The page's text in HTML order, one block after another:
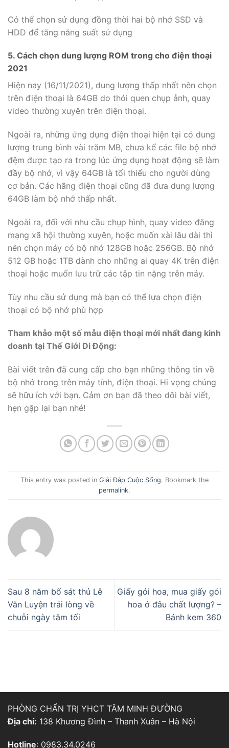
Có thể chọn sử dụng đồng thời hai bộ nhớ SSD và
HDD để tăng năng suất sử dụng
5. Cách chọn dung lượng ROM trong cho điện thoại
2021
Hiện nay (16/11/2021), dung lượng thấp nhất nên chọn
trên điện thoại là 64GB do thói quen chụp ảnh, quay
video thường xuyên trên điện thoại.
Ngoài ra, những ứng dụng điện thoại hiện tại có dung
lượng trung bình vài trăm MB, chưa kể các file bộ nhớ
đệm được tạo ra trong lúc ứng dụng hoạt động sẽ làm
đầy bộ nhớ, vì vậy 64GB là tối thiểu cho người dùng
cơ bản. Các hãng điện thoại cũng đã đưa dung lượng
64GB làm bộ nhớ thấp nhất.
Ngoài ra, đối với nhu cầu chụp hình, quay video đăng
mạng xã hội thường xuyên, hoặc muốn xài lâu dài thì
nên chọn máy có bộ nhớ 128GB hoặc 256GB. Bộ nhớ
512 GB hoặc 1TB dành cho những ai quay 4K trên điện
thoại hoặc muốn lưu trữ các tập tin nặng trên máy.
Tùy nhu cầu sử dụng mà bạn có thể lựa chọn điện
thoại có bộ nhớ phù hợp
Tham khảo một số mẫu điện thoại mới nhất đang kinh
doanh tại Thế Giới Di Động:
Bài viết trên đã cung cấp cho bạn những thông tin về
bộ nhớ trong trên máy tính, điện thoại. Hi vọng chúng
sẽ hữu ích với bạn. Cảm ơn bạn đã theo dõi bài viết,
hẹn gặp lại bạn nhé!
This entry was posted in Giải Đáp Cuộc Sống. Bookmark the
permalink.
Sau 8 năm bố sát thủ Lê
Văn Luyện trải lòng về
chuỗi ngày tăm tối
Giấy gói hoa, mua giấy gói
hoa ở đâu chất lượng? –
Bánh kem 360
PHÒNG CHẨN TRỊ YHCT TÂM MINH ĐƯỜNG
Địa chỉ: 138 Khương Đình – Thanh Xuân – Hà Nội
Hotline: 0983.34.0246